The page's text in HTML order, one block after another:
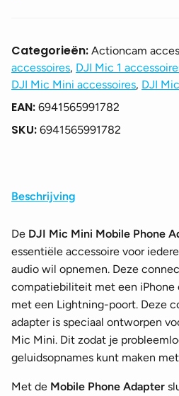
Categorieën: Actioncam
accessoires, DJI Mic 1
DJI Mic Mini accessoires, DJI
EAN: 6941565991782
SKU: 6941565991782
Beschrijving
De DJI Mic Mini Mobile Phone
essentiële accessoire voor
audio wil opnemen. Deze
compatiebiliteit met een iPhone
met een Lightning-poort. Deze
adapter is speciaal ontworpen
Mic Mini. Dit zodat je
geluidsopnames kunt maken
Met de Mobile Phone Adapter